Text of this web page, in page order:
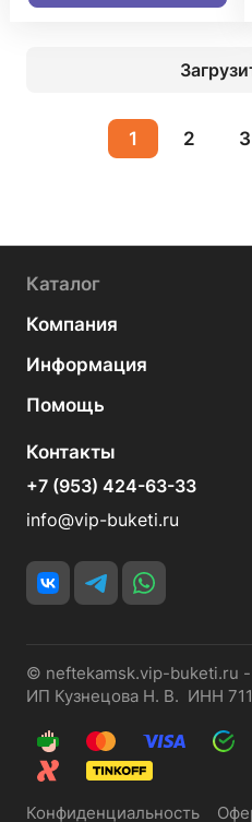
1 2 3
Каталог
Компания
Информация
Помощь
Контакты
+7 (953) 424-63-33
info@vip-buketi.ru
© neftekamsk.vip-buketi.ru
ИП Кузнецова Н. В. ИНН
Конфиденциальность